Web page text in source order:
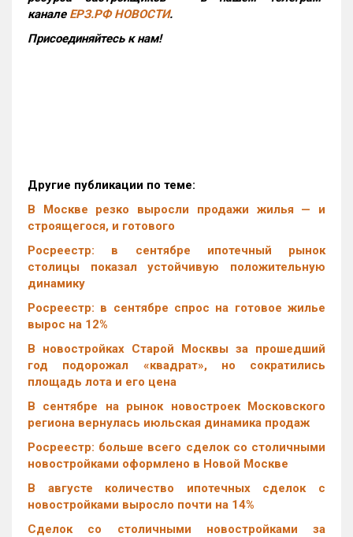
канале ЕРЗ.РФ НОВОСТИ.
Присоединяйтесь к нам!
Другие публикации по теме:
В Москве резко выросли продажи жилья — и
строящегося, и готового
Росреестр: в сентябре ипотечный рынок
столицы показал устойчивую положительную
динамику
Росреестр: в сентябре спрос на готовое жилье
вырос на 12%
В новостройках Старой Москвы за прошедший
год подорожал «квадрат», но сократились
площадь лота и его цена
В сентябре на рынок новостроек Московского
региона вернулась июльская динамика продаж
Росреестр: больше всего сделок со столичными
новостройками оформлено в Новой Москве
В августе количество ипотечных сделок с
новостройками выросло почти на 14%
Cделок со столичными новостройками за